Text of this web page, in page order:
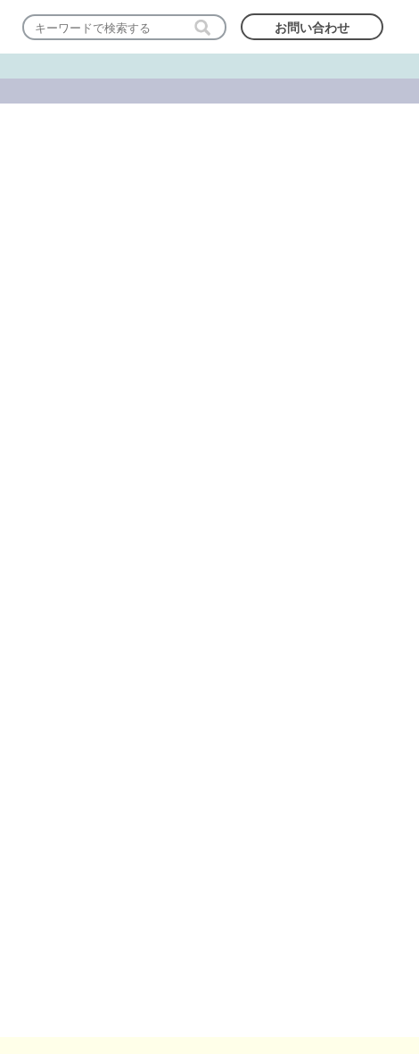
お問い合わせ